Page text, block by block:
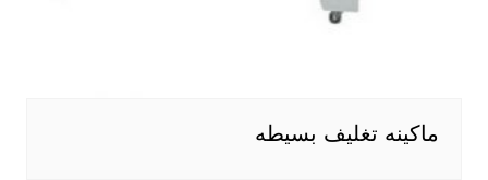
ماكينه تغليف بسيطه